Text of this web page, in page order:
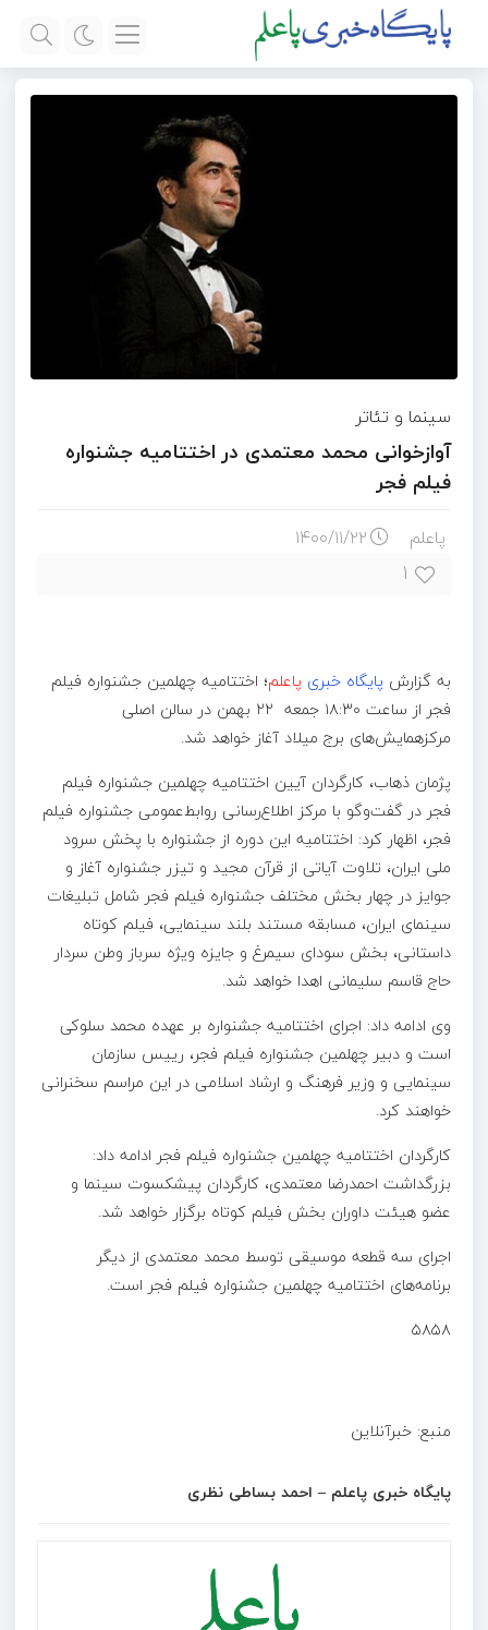
سینما و تئاتر
آوازخوانی محمد معتمدی در اختتامیه جشنواره
فیلم فجر
پاعلم ۱۴۰۰/۱۱/۲۲
۱
به گزارش پایگاه خبری پاعلم؛ اختتامیه چهلمین جشنواره فیلم
فجر از ساعت ۱۸:۳۰ جمعه ۲۲ بهمن در سالن اصلی
مرکزهمایش‌های برج میلاد آغاز خواهد شد.
پژمان ذهاب، کارگردان آیین اختتامیه چهلمین جشنواره فیلم
فجر در گفت‌وگو با مرکز اطلاع‌رسانی روابط‌عمومی جشنواره فیلم
فجر، اظهار کرد: اختتامیه این دوره از جشنواره با پخش سرود
ملی ایران، تلاوت آیاتی از قرآن مجید و تیزر جشنواره آغاز و
جوایز در چهار بخش مختلف جشنواره فیلم فجر شامل تبلیغات
سینمای ایران، مسابقه مستند بلند سینمایی، فیلم کوتاه
داستانی، بخش سودای سیمرغ و جایزه ویژه سرباز وطن سردار
حاج قاسم سلیمانی اهدا خواهد شد.
وی ادامه داد: اجرای اختتامیه جشنواره بر عهده محمد سلوکی
است و دبیر چهلمین جشنواره فیلم فجر، رییس سازمان
سینمایی و وزیر فرهنگ و ارشاد اسلامی در این مراسم سخنرانی
خواهند کرد.
کارگردان اختتامیه چهلمین جشنواره فیلم فجر ادامه داد:
بزرگداشت احمدرضا معتمدی، کارگردان پیشکسوت سینما و
عضو هیئت داوران بخش فیلم کوتاه برگزار خواهد شد.
اجرای سه قطعه موسیقی توسط محمد معتمدی از دیگر
برنامه‌های اختتامیه چهلمین جشنواره فیلم فجر است.
۵۸۵۸
منبع: خبرآنلاین
پایگاه خبری پاعلم – احمد بساطی نظری